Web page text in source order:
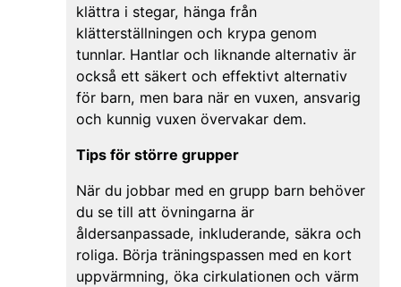
klättra i stegar, hänga från
klätterställningen och krypa genom
tunnlar. Hantlar och liknande alternativ är
också ett säkert och effektivt alternativ
för barn, men bara när en vuxen, ansvarig
och kunnig vuxen övervakar dem.
Tips för större grupper
När du jobbar med en grupp barn behöver
du se till att övningarna är
åldersanpassade, inkluderande, säkra och
roliga. Börja träningspassen med en kort
uppvärmning, öka cirkulationen och värm